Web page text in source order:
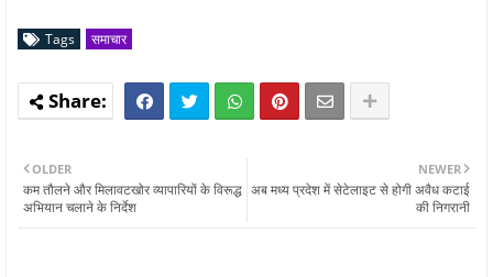
Tags समाचार
NEWER
अब मध्य प्रदेश में सेटेलाइट से होगी अवैध कटाई
की निगरानी
OLDER
कम तौलने और मिलावटखोर व्यापारियों के विरूद्ध
अभियान चलाने के निर्देश